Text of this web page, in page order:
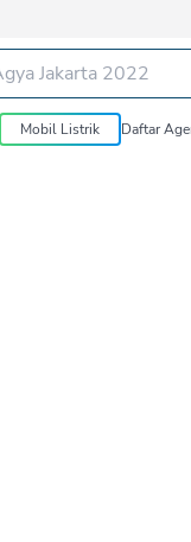
Mobil Listrik Daftar